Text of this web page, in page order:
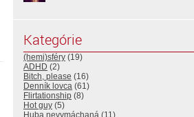
Kategórie
(hemi)sféry (19)
ADHD (2)
Bitch, please (16)
Denník lovca (61)
Flirtationship (8)
Hot guy (5)
Huba nevymáchaná (11)